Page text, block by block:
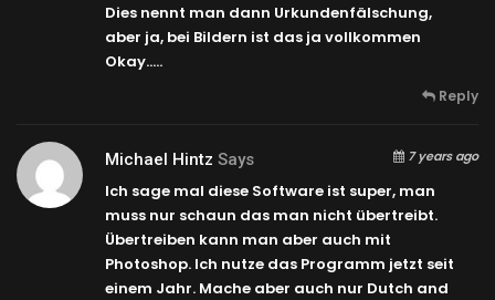
Dies nennt man dann Urkundenfälschung,
aber ja, bei Bildern ist das ja vollkommen
Okay…..
Reply
Michael Hintz Says 7 years ago
Ich sage mal diese Software ist super, man
muss nur schaun das man nicht übertreibt.
Übertreiben kann man aber auch mit
Photoshop. Ich nutze das Programm jetzt seit
einem Jahr. Mache aber auch nur Dutch and